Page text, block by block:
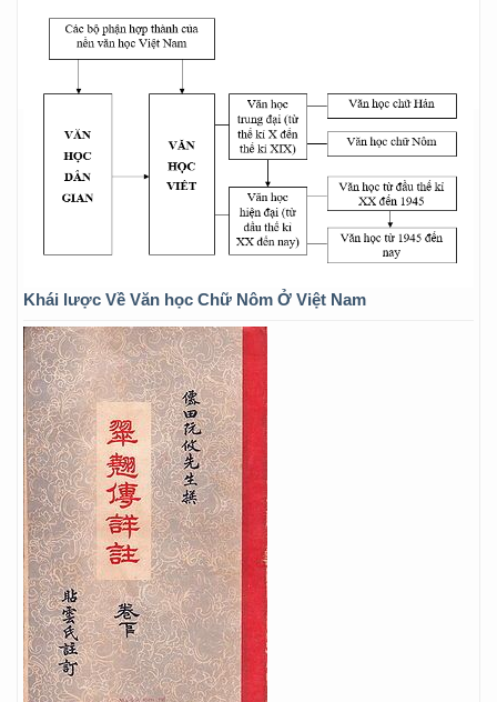
Khái lược Về Văn học Chữ Nôm Ở Việt Nam